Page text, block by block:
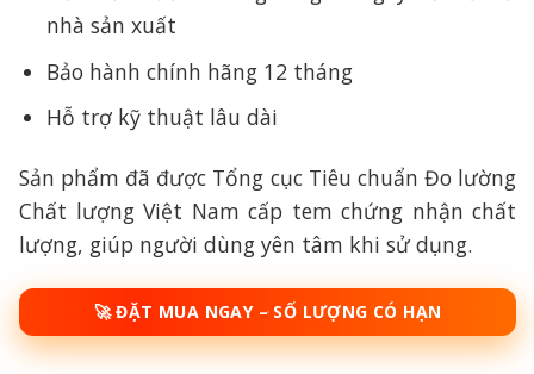
nhà sản xuất
Bảo hành chính hãng 12 tháng
Hỗ trợ kỹ thuật lâu dài
Sản phẩm đã được Tổng cục Tiêu chuẩn Đo lường
Chất lượng Việt Nam cấp tem chứng nhận chất
lượng, giúp người dùng yên tâm khi sử dụng.
🚀 ĐẶT MUA NGAY – SỐ LƯỢNG CÓ HẠN